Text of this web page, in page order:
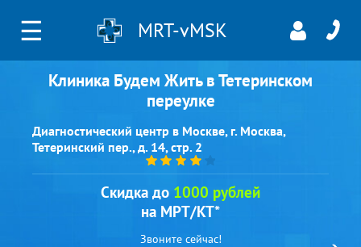
☰ MRT-vMSK
Клиника Будем Жить в Тетеринском
переулке
Диагностический центр в Москве, г. Москва,
Тетеринский пер., д. 14, стр. 2
Скидка до 1000 рублей
на МРТ/КТ*
Звоните сейчас!